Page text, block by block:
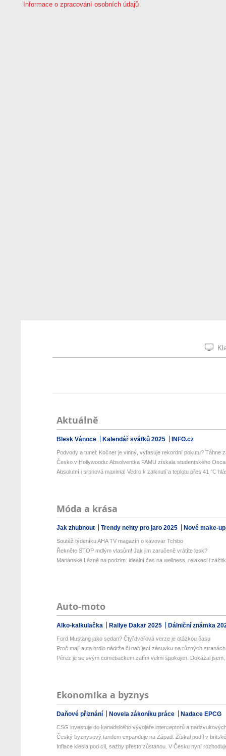
Informace o zpracování osobních údajů
Aktuálně
Blesk Vánoce Kalendář svátků 2025 INFO.cz
Podvody a tunel: Kočner je vinný, vyfasuje rekordní pokutu? Táhne
Česko v Hollywoodu: Absolventka FAMU získala studentského
Absolutní i srpnová maxima! Vedro k zalknutí a teplotu přes 41 °C
Móda a krása
Jak zhubnout Trendy nehty pro jaro 2025 Nové make-
Soutěž týdeníku AHA TV magazín o kávovar Tchibo
Řekněte STOP mdlým vlasům! Jak jim zaručeně vrátíte lesk?
Mariánské Lázně na podzim: ideální čas na wellness, relaxaci i
Auto-moto
Alko-kalkulačka Rallye Dakar 2025 Dálniční známka
Ford Mustang jako sedan? Čtyřdveřová verze je otázkou času
Proč mají auta hrdlo nádrže či nabíjecí zásuvku na různých
Pérez je se svým comebackem zatím velmi spokojen. Dokázal
Ekonomika a byznys
Daňové přiznání Novela zákoníku práce Nadace EPCG
CSG investuje do kanadského vývojáře interceptorů a
Český byznysový tandem expanduje na Západ. Získal podíl v
Inflace klesla pod cíl, sazby přesto zůstanou. V Česku nyní